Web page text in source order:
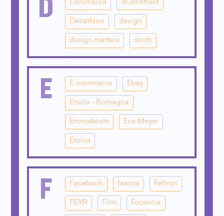
Danimarca dConstruct
Decathlon design
design matters diritti
E E-commerce Ebay
Emilia - Romagna
Emmaboshi Eric Meyer
Eroica
F Facebook faenza Feltron
FEVR Film Focaccia